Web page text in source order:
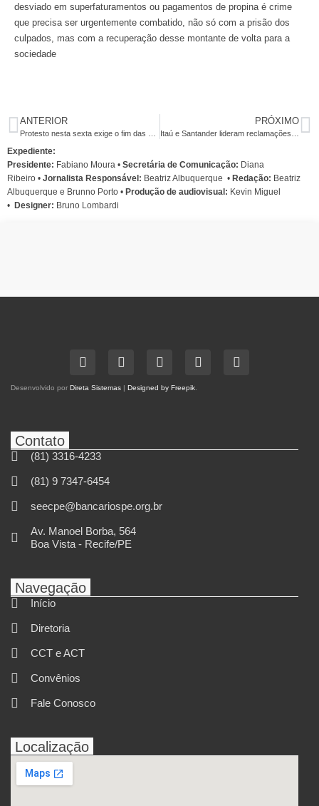
desviado em superfaturamentos ou pagamentos de propina é crime
que precisa ser urgentemente combatido, não só com a prisão dos
culpados, mas com a recuperação desse montante de volta para a
sociedade
ANTERIOR PRÓXIMO
Expediente:
Presidente: Fabiano Moura • Secretária de Comunicação: Diana
Ribeiro • Jornalista Responsável: Beatriz Albuquerque • Redação: Beatriz
Albuquerque e Brunno Porto • Produção de audiovisual: Kevin Miguel
• Designer: Bruno Lombardi
Desenvolvido por Direta Sistemas | Designed by Freepik.
Contato
(81) 3316-4233
(81) 9 7347-6454
seecpe@bancariospe.org.br
Av. Manoel Borba, 564
Boa Vista - Recife/PE
Navegação
Início
Diretoria
CCT e ACT
Convênios
Fale Conosco
Localização